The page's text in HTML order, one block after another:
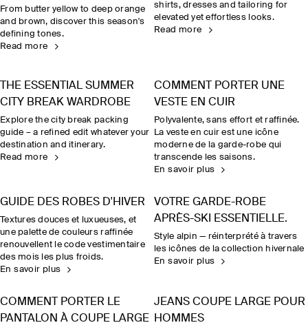
From butter yellow to deep orange
and brown, discover this season's
defining tones.
Read more
shirts, dresses and tailoring for
elevated yet effortless looks.
Read more
THE ESSENTIAL SUMMER
CITY BREAK WARDROBE
Explore the city break packing
guide – a refined edit whatever your
destination and itinerary.
Read more
COMMENT PORTER UNE
VESTE EN CUIR
Polyvalente, sans effort et raffinée.
La veste en cuir est une icône
moderne de la garde-robe qui
transcende les saisons.
En savoir plus
GUIDE DES ROBES D'HIVER
Textures douces et luxueuses, et
une palette de couleurs raffinée
renouvellent le code vestimentaire
des mois les plus froids.
En savoir plus
VOTRE GARDE-ROBE
APRÈS-SKI ESSENTIELLE.
Style alpin — réinterprété à travers
les icônes de la collection hivernale
En savoir plus
COMMENT PORTER LE
PANTALON À COUPE LARGE
JEANS COUPE LARGE POUR
HOMMES